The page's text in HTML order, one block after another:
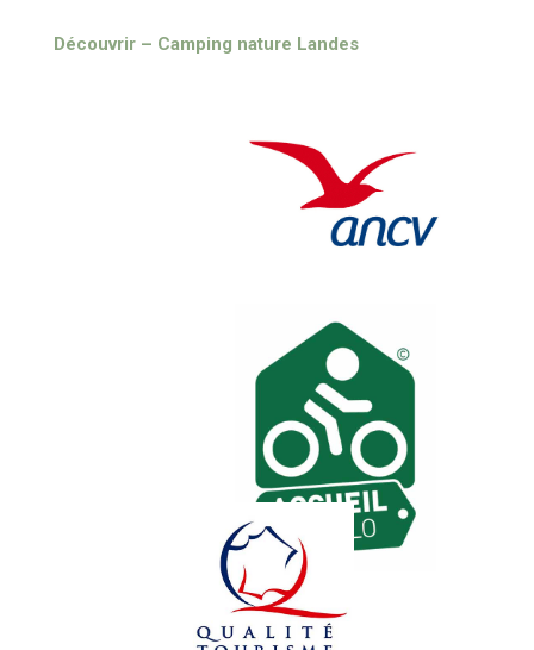
Découvrir – Camping nature Landes